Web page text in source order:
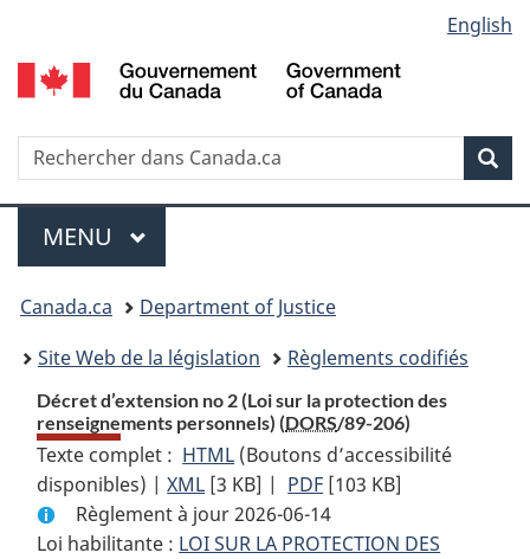
au
contenu
propos
de
la
HTML
simplifiée
selection
English
Recherche
Menu
MENU PRINCIPAL
You
are
here:
Canada.ca
Department of Justice
Site Web de la législation
Règlements codifiés
Décret d’extension no 2 (Loi sur la protection des
renseignements personnels) (DORS/89-206)
Texte complet : HTML Texte
complet
:
Décret
(Boutons d’accessibilité
disponibles) |XML Texte
complet
:
[3 KB] | PDF Texte
complet
:
[103 KB]
Règlement à jour 2026-06-14
Loi habilitante : LOI SUR LA PROTECTION DES